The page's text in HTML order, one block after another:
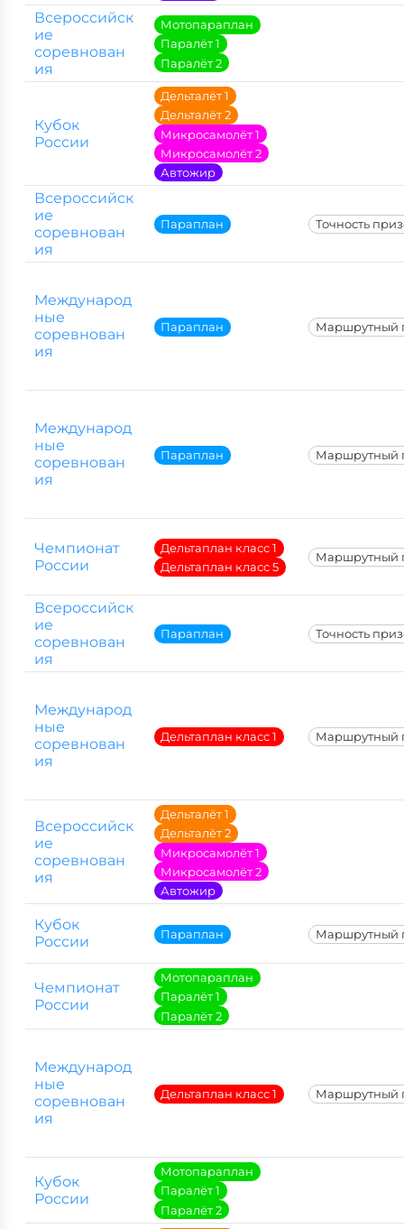
Всероссийск
ие
соревнован
ия
Мотопараплан
Паралёт 1
Паралёт 2
Кубок
России
Дельталёт 1
Дельталёт 2
Микросамолёт 1
Микросамолёт 2
Автожир
Всероссийск
ие
соревнован
ия
Параплан Точность
Международ
ные
соревнован
ия
Параплан Маршрутный
Международ
ные
соревнован
ия
Параплан Маршрутный
Чемпионат
России
Дельтаплан класс 1
Дельтаплан класс 5
Маршрутный
Всероссийск
ие
соревнован
ия
Параплан Точность
Международ
ные
соревнован
ия
Дельтаплан класс 1 Маршрутный
Всероссийск
ие
соревнован
ия
Дельталёт 1
Дельталёт 2
Микросамолёт 1
Микросамолёт 2
Автожир
Кубок
России
Параплан Маршрутный
Чемпионат
России
Мотопараплан
Паралёт 1
Паралёт 2
Международ
ные
соревнован
ия
Дельтаплан класс 1 Маршрутный
Кубок
России
Мотопараплан
Паралёт 1
Паралёт 2